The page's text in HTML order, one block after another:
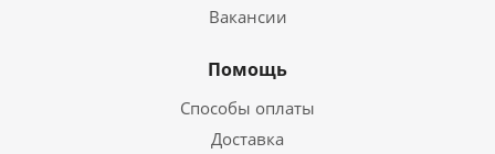
Вакансии
Помощь
Способы оплаты
Доставка